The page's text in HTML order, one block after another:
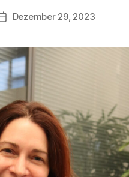
Veröffentlichungsdatum
Dezember 29, 2023